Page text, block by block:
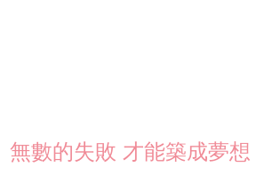
無數的失敗 才能築成夢想